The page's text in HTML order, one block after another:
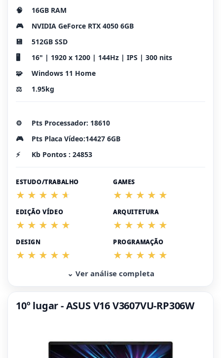
🧠
16GB RAM
🎮
NVIDIA GeForce RTX 4050 6GB
💾
512GB SSD
🖥️
16" | 1920 x 1200 | 144Hz | IPS | 300 nits
🧩
Windows 11 Home
⚖️
1.95kg
⚙️
Pts Processador: 18610
🎮
Pts Placa Vídeo:14427 6GB
⚡
Kb Pontos : 24853
ESTUDO/TRABALHO GAMES
EDIÇÃO VÍDEO ARQUITETURA
DESIGN PROGRAMAÇÃO
⌄ Ver análise completa
10º lugar - ASUS V16 V3607VU-RP306W